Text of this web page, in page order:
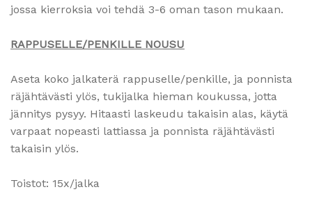
jossa kierroksia voi tehdä 3-6 oman tason mukaan.
RAPPUSELLE/PENKILLE NOUSU
Aseta koko jalkaterä rappuselle/penkille, ja ponnista
räjähtävästi ylös, tukijalka hieman koukussa, jotta
jännitys pysyy. Hitaasti laskeudu takaisin alas, käytä
varpaat nopeasti lattiassa ja ponnista räjähtävästi
takaisin ylös.
Toistot: 15x/jalka